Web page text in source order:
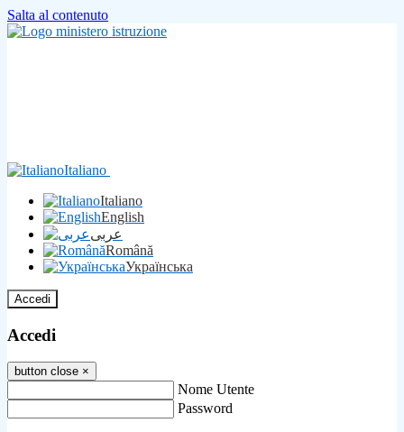
Salta al contenuto
Italiano
Italiano
English
عربى
Română
Українська
Accedi
Accedi
button close ×
Nome Utente
Password